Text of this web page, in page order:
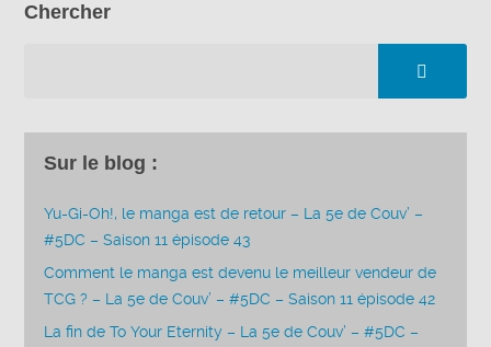
Chercher
Sur le blog :
Yu-Gi-Oh!, le manga est de retour – La 5e de Couv’ –
#5DC – Saison 11 épisode 43
Comment le manga est devenu le meilleur vendeur de
TCG ? – La 5e de Couv’ – #5DC – Saison 11 épisode 42
La fin de To Your Eternity – La 5e de Couv’ – #5DC –